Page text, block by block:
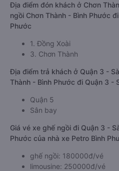
Địa điểm đón khách ở Chơn
ngồi Chơn Thành - Bình Phước
Phước
1. Đồng Xoài
3. Chơn Thành
Địa điểm trả khách ở Quận 3 -
Thành - Bình Phước đi Quận 3 -
Quận 5
Sân bay
Giá vé xe ghế ngồi đi Quận 3 -
Phước của nhà xe Petro Bình
ghế ngồi: 180000đ/vé
limousine: 250000đ/vé